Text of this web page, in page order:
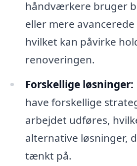
håndværkere bruger
eller mere
hvilket kan påvirke
renoveringen.
Forskellige løsninger:
have forskellige
arbejdet udføres,
alternative løsninger,
tænkt på.